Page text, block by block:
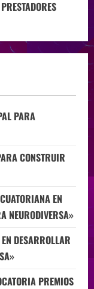
PARA
CONSTRUIR
EN
NEURODIVERSA»
DESARROLLAR
PREMIOS